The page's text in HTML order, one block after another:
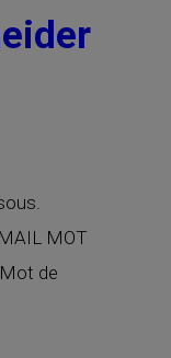
MOT
de